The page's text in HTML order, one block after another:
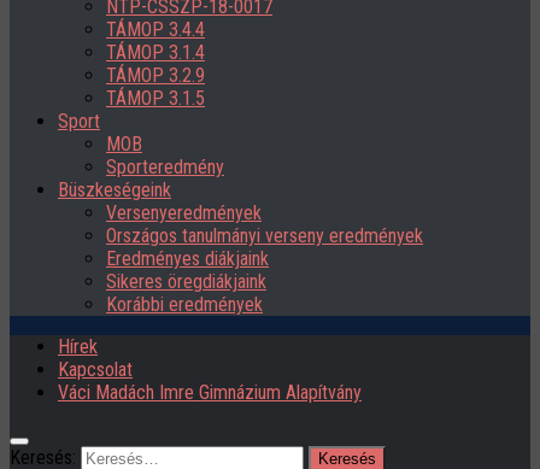
NTP-CSSZP-18-0017
TÁMOP 3.4.4
TÁMOP 3.1.4
TÁMOP 3.2.9
TÁMOP 3.1.5
Sport
MOB
Sporteredmény
Büszkeségeink
Versenyeredmények
Országos tanulmányi verseny eredmények
Eredményes diákjaink
Sikeres öregdiákjaink
Korábbi eredmények
Hírek
Kapcsolat
Váci Madách Imre Gimnázium Alapítvány
Keresés: